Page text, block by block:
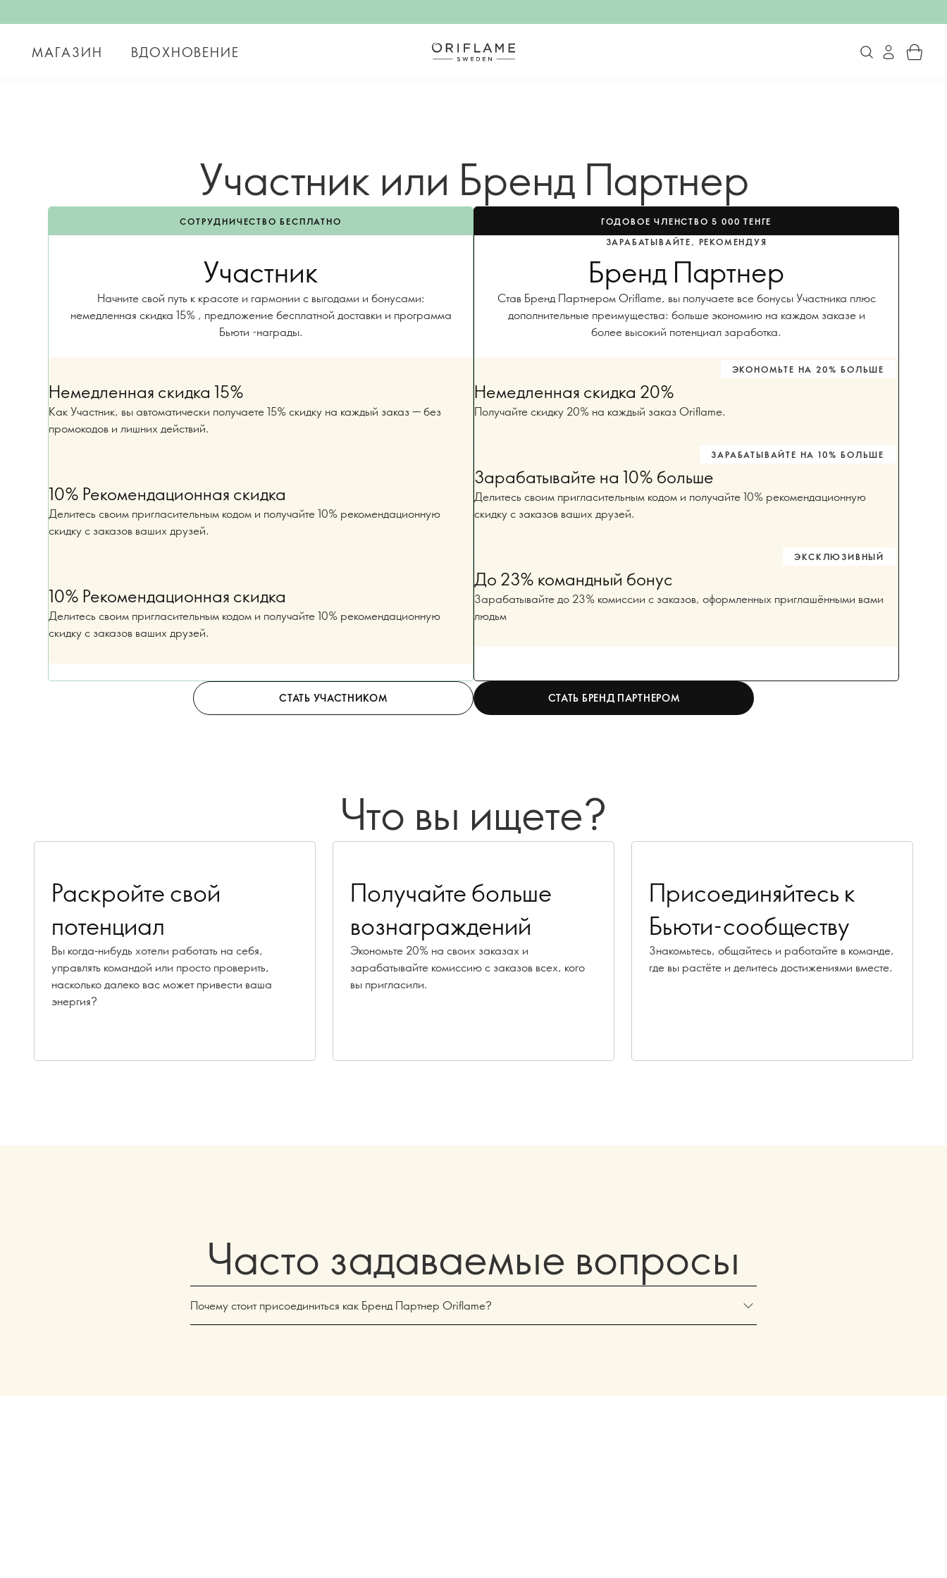
МАГАЗИН ВДОХНОВЕНИЕ
Участник или Бренд Партнер
СОТРУДНИЧЕСТВО БЕСПЛАТНО
Участник
Начните свой путь к красоте и гармонии с выгодами и бонусами:
немедленная скидка 15% , предложение бесплатной доставки и программа
Бьюти -награды.
Немедленная скидка 15%
Как Участник, вы автоматически получаете 15% скидку на каждый заказ — без
промокодов и лишних действий.
10% Рекомендационная скидка
Делитесь своим пригласительным кодом и получайте 10% рекомендационную
скидку с заказов ваших друзей.
10% Рекомендационная скидка
Делитесь своим пригласительным кодом и получайте 10% рекомендационную
скидку с заказов ваших друзей.
ГОДОВОЕ ЧЛЕНСТВО 5 000 ТЕНГЕ
ЗАРАБАТЫВАЙТЕ, РЕКОМЕНДУЯ
Бренд Партнер
Став Бренд Партнером Oriflame, вы получаете все бонусы Участника плюс
дополнительные преимущества: больше экономию на каждом заказе и
более высокий потенциал заработка.
ЭКОНОМЬТЕ НА 20% БОЛЬШЕ
Немедленная скидка 20%
Получайте скидку 20% на каждый заказ Oriflame.
ЗАРАБАТЫВАЙТЕ НА 10% БОЛЬШЕ
Зарабатывайте на 10% больше
Делитесь своим пригласительным кодом и получайте 10% рекомендационную
скидку с заказов ваших друзей.
ЭКСКЛЮЗИВНЫЙ
До 23% командный бонус
Зарабатывайте до 23% комиссии с заказов, оформленных приглашёнными вами
людьм
СТАТЬ УЧАСТНИКОМ СТАТЬ БРЕНД ПАРТНЕРОМ
Что вы ищете?
Раскройте свой
потенциал
Вы когда‑нибудь хотели работать на себя,
управлять командой или просто проверить,
насколько далеко вас может привести ваша
энергия?
Получайте больше
вознаграждений
Экономьте 20% на своих заказах и
зарабатывайте комиссию с заказов всех, кого
вы пригласили.
Присоединяйтесь к
Бьюти-сообществу
Знакомьтесь, общайтесь и работайте в команде,
где вы растёте и делитесь достижениями вместе.
Часто задаваемые вопросы
Почему стоит присоединиться как Бренд Партнер Oriflame?